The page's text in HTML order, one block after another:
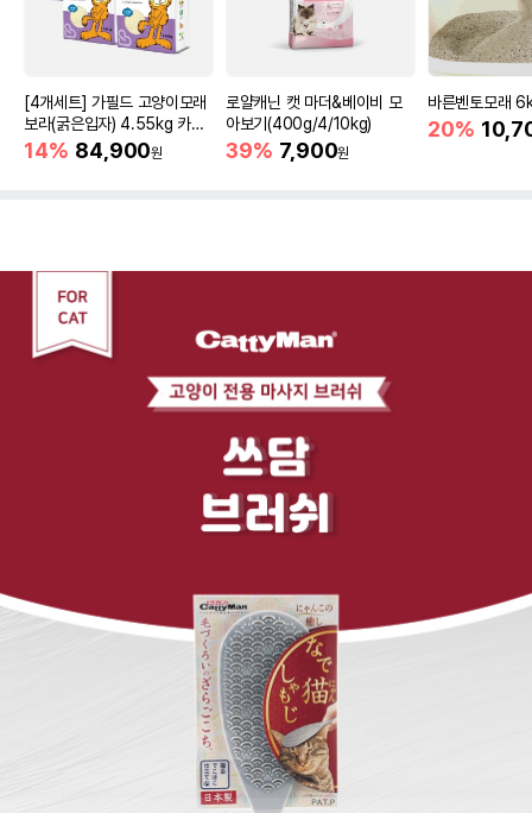
[4개세트] 가필드 고양이모래
보라(굵은입자) 4.55kg 카사
바모래
14% 84,900원
로얄캐닌 캣 마더&베이비 모
아보기(400g/4/10kg)
39% 7,900원
바른벤토모래
20%